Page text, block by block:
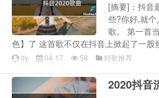
[摘要]：抖音
些?你好,就
歌。 第一首
色】了 这首歌不仅在抖音上掀起了一股
dy 04-17 58 好歌推荐
2020抖音